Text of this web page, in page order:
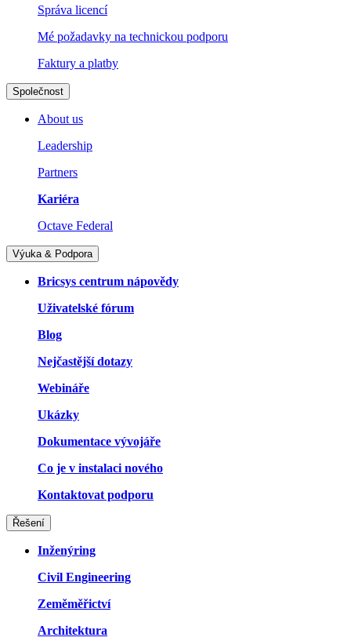
Správa licencí
Mé požadavky na technickou podporu
Faktury a platby
Společnost
About us
Leadership
Partners
Kariéra
Octave Federal
Výuka & Podpora
Bricsys centrum nápovědy
Uživatelské fórum
Blog
Nejčastější dotazy
Webináře
Ukázky
Dokumentace vývojáře
Co je v instalaci nového
Kontaktovat podporu
Řešení
Inženýring
Civil Engineering
Zeměměřictví
Architektura